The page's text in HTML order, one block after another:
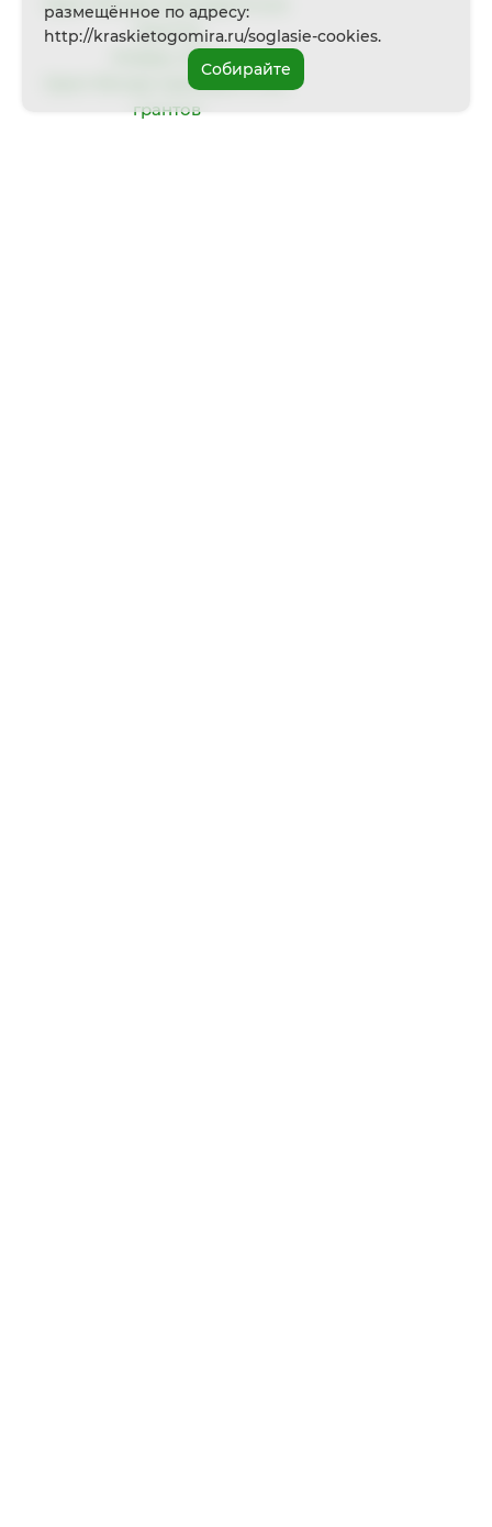
грантов
Январь 2026
Грант Фонда президентских
грантов
размещённое по адресу:
http://kraskietogomira.ru/soglasie-cookies.
Собирайте